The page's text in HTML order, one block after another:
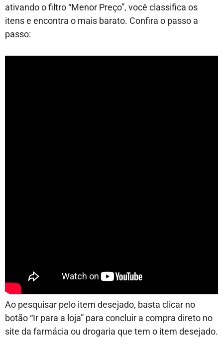
ativando o filtro “Menor Preço”, você classifica os
itens e encontra o mais barato. Confira o passo a
passo:
Ao pesquisar pelo item desejado, basta clicar no
botão “Ir para a loja” para concluir a compra direto no
site da farmácia ou drogaria que tem o item desejado.